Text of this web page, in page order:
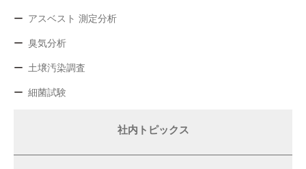
アスベスト 測定分析
臭気分析
土壌汚染調査
細菌試験
社内トピックス